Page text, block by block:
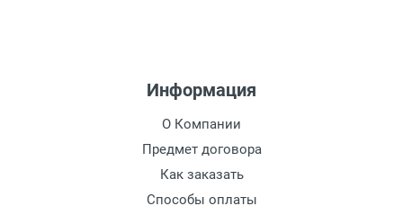
Информация
О Компании
Предмет договора
Как заказать
Способы оплаты